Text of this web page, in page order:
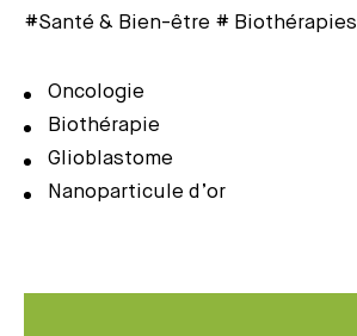
#Santé & Bien-être # Biothérapies
Oncologie
Biothérapie
Glioblastome
Nanoparticule d’or